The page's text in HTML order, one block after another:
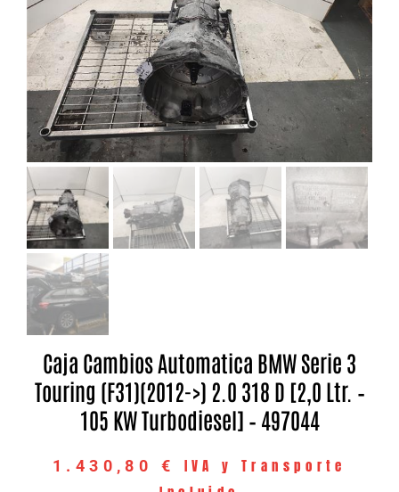
Caja Cambios Automatica BMW Serie 3
Touring (F31)(2012->) 2.0 318 D [2,0 Ltr. –
105 KW Turbodiesel] – 497044
1.430,80 €
IVA y Transporte